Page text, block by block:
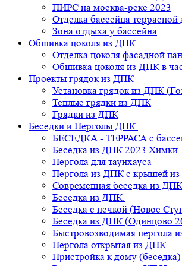
ПИРС на москва-реке 2023
Отделка бассейна террасной
Зона отдыха у бассейна
Обшивка цоколя из ДПК
Отделка цоколя фасадной
Обшивка цоколя из ДПК в
Проекты грядок из ДПК
Установка грядок из ДПК
Теплые грядки из ДПК
Грядки из ДПК
Беседки и Перголы ДПК
БЕСЕДКА - ТЕРРАСА с
Беседка из ДПК 2023 Химки
Пергола для таунхауса
Пергола из ДПК с крышей из
Современная беседка из
Беседка из ДПК.
Беседка с печкой (Новое
Беседка из ДПК (Одинцово
Быстровозводимая пергола
Пергола открытая из ДПК
Пристройка к дому